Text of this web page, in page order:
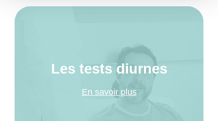
Les tests diurnes
En savoir plus